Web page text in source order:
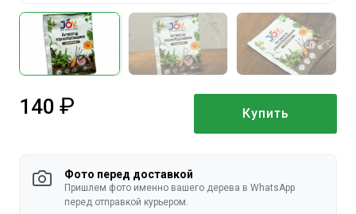
140 Купить
Фото перед доставкой
Пришлем фото именно вашего дерева в WhatsApp
перед отправкой курьером.